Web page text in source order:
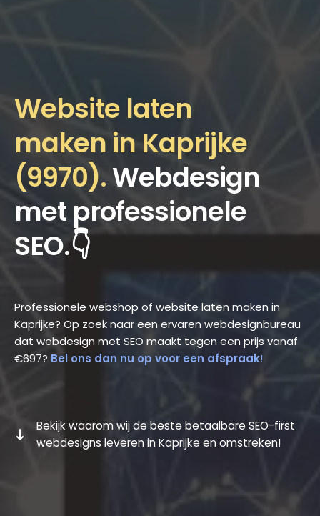
Website laten
maken in Kaprijke
(9970).Webdesign
met professionele
SEO.👇
Professionele webshop of website laten maken in
Kaprijke? Op zoek naar een ervaren webdesignbureau
dat webdesign met SEO maakt tegen een prijs vanaf
€697? Bel ons dan nu op voor een afspraak!
Bekijk waarom wij de beste betaalbare SEO-first
webdesigns leveren in Kaprijke en omstreken!